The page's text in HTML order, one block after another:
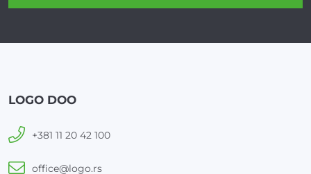
LOGO DOO
+381 11 20 42 100
office@logo.rs